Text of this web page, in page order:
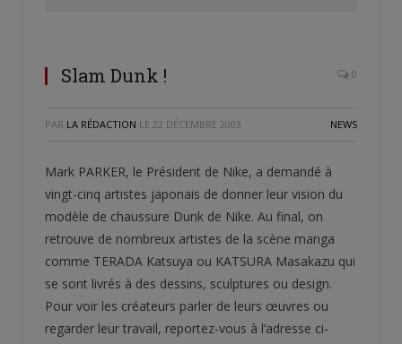
Slam Dunk ! 0
PAR LA RÉDACTION LE 22 DÉCEMBRE 2003 NEWS
Mark PARKER, le Président de Nike, a demandé à
vingt-cinq artistes japonais de donner leur vision du
modèle de chaussure Dunk de Nike. Au final, on
retrouve de nombreux artistes de la scène manga
comme TERADA Katsuya ou KATSURA Masakazu qui
se sont livrés à des dessins, sculptures ou design.
Pour voir les créateurs parler de leurs œuvres ou
regarder leur travail, reportez-vous à l’adresse ci-